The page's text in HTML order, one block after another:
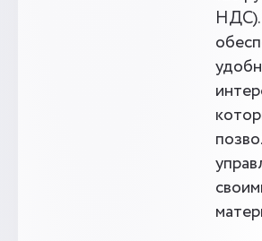
НДС).